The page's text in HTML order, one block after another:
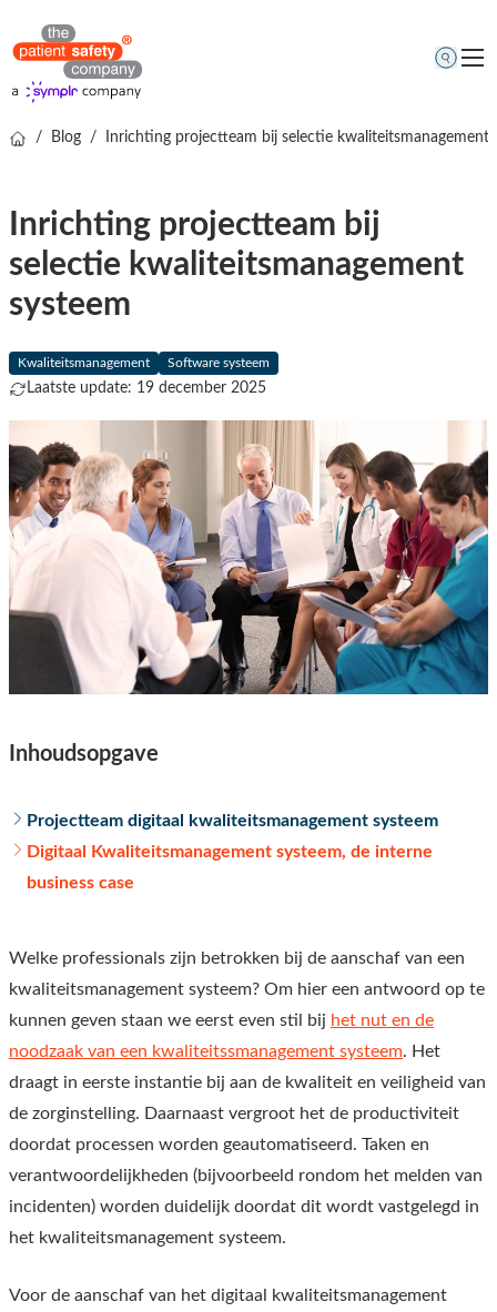
Kenniscentrum
Over ons
Gratis online demo
/ Blog / Inrichting projectteam bij selectie kwaliteitsmanagement
Inrichting projectteam bij
selectie kwaliteitsmanagement
systeem
Kwaliteitsmanagement Software systeem
Laatste update: 19 december 2025
Inhoudsopgave
Projectteam digitaal kwaliteitsmanagement systeem
Digitaal Kwaliteitsmanagement systeem, de interne
business case
Welke professionals zijn betrokken bij de aanschaf van een
kwaliteitsmanagement systeem? Om hier een antwoord op te
kunnen geven staan we eerst even stil bij het nut en de
noodzaak van een kwaliteitssmanagement systeem. Het
draagt in eerste instantie bij aan de kwaliteit en veiligheid van
de zorginstelling. Daarnaast vergroot het de productiviteit
doordat processen worden geautomatiseerd. Taken en
verantwoordelijkheden (bijvoorbeeld rondom het melden van
incidenten) worden duidelijk doordat dit wordt vastgelegd in
het kwaliteitsmanagement systeem.
Voor de aanschaf van het digitaal kwaliteitsmanagement